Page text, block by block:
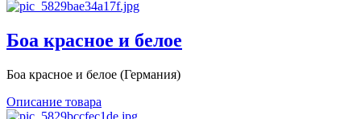
Боа красное и белое
Боа красное и белое (Германия)
Описание товара